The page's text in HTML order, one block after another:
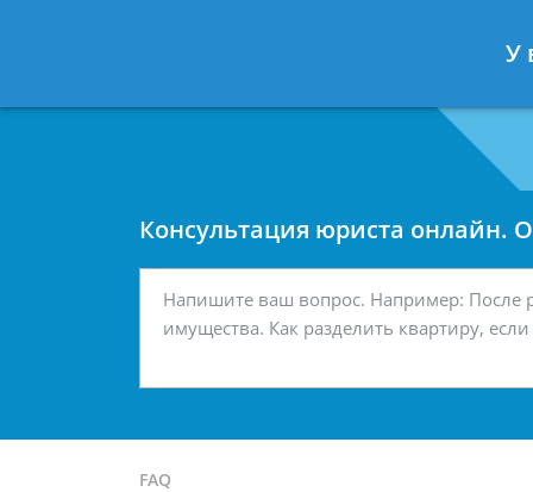
7 812 467-
Консультация юриста онлайн.
FAQ
У